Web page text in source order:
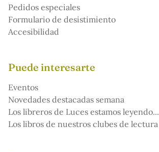
Pedidos especiales
Formulario de desistimiento
Accesibilidad
Puede interesarte
Eventos
Novedades destacadas semana
Los libreros de Luces estamos leyendo...
Los libros de nuestros clubes de lectura